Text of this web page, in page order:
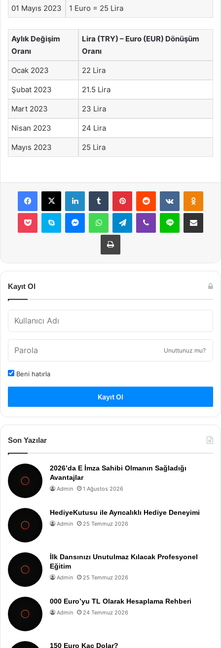
01 Mayıs 2023 1 Euro = 25 Lira
Aylık Değişim
Oranı
Lira (TRY) – Euro (EUR) Dönüşüm
Oranı
Ocak 2023 22 Lira
Şubat 2023 21.5 Lira
Mart 2023 23 Lira
Nisan 2023 24 Lira
Mayıs 2023 25 Lira
Facebook
X LinkedInTumblr PinterestReddit VKontakte
Pocket Skype MessengerWhatsAppTelegramViber Line E-Posta ile
Yazdır
Kayıt Ol
Unuttunuz mu?
Beni hatırla
Kayıt Ol
Son Yazılar
2026’da E İmza Sahibi Olmanın Sağladığı
Avantajlar
Admin 1 Ağustos 2026
HediyeKutusu ile Ayrıcalıklı Hediye Deneyimi
Admin 25 Temmuz 2026
İlk Dansınızı Unutulmaz Kılacak Profesyonel
Eğitim
Admin 25 Temmuz 2026
000 Euro’yu TL Olarak Hesaplama Rehberi
Admin 24 Temmuz 2026
150 Euro Kaç Dolar?